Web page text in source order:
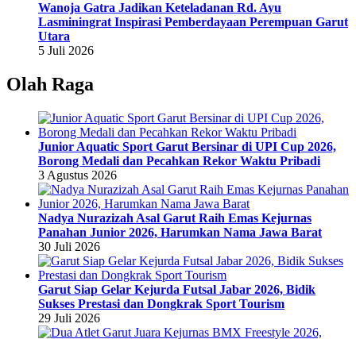
Wanoja Gatra Jadikan Keteladanan Rd. Ayu
Lasminingrat Inspirasi Pemberdayaan Perempuan Garut
Utara
5 Juli 2026
Olah Raga
Junior Aquatic Sport Garut Bersinar di UPI Cup 2026,
Borong Medali dan Pecahkan Rekor Waktu Pribadi
3 Agustus 2026
Nadya Nurazizah Asal Garut Raih Emas Kejurnas
Panahan Junior 2026, Harumkan Nama Jawa Barat
30 Juli 2026
Garut Siap Gelar Kejurda Futsal Jabar 2026, Bidik
Sukses Prestasi dan Dongkrak Sport Tourism
29 Juli 2026